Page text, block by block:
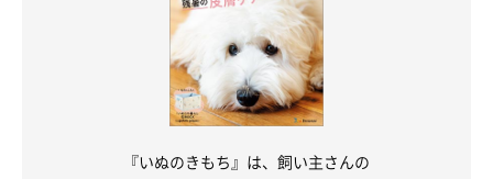
『いぬのきもち』は、飼い主さんの